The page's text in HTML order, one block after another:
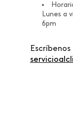
Lunes a
6pm